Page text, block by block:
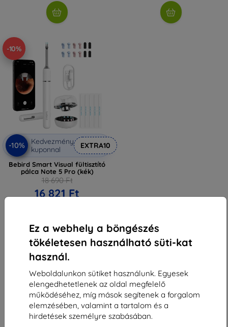
Ez a webhely a böngészés
tökéletesen használható süti-kat
használ.
Weboldalunkon sütiket használunk. Egyesek
elengedhetetlenek az oldal megfelelő
működéséhez, míg mások segítenek a forgalom
elemzésében, valamint a tartalom és a
hirdetések személyre szabásában.
-10%
-10%
Kedvezmény
kuponnal
EXTRA10
Bebird Smart Visual fültisztító
pálca Note 5 Pro (kék)
18 690 Ft
16 821 Ft
Összes találat5.